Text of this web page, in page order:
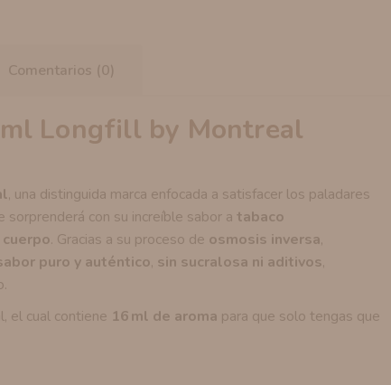
Comentarios (0)
Longfill by Montreal
, una distinguida marca enfocada a satisfacer los paladares
sorprenderá con su increíble sabor a tabaco
. Gracias a su proceso de osmosis inversa,
puro y auténtico, sin sucralosa ni aditivos,
el cual contiene 16 ml de aroma para que solo tengas que